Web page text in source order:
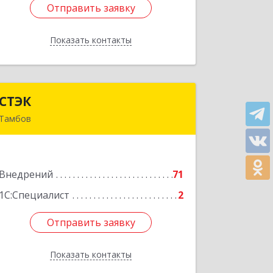
Отправить заявку
Показать контакты
Отправить заявку
Назад
СТЭК
Тамбов
Внедрений
71
1С:Специалист
2
Отправить заявку
Показать контакты
Подробнее
Отправить заявку
Назад